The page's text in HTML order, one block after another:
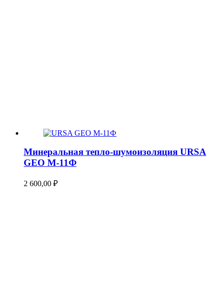
Минеральная тепло-шумоизоляция URSA
GEO М-11Ф
2 600,00 ₽